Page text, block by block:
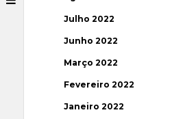
Julho 2022
Junho 2022
Março 2022
Fevereiro 2022
Janeiro 2022